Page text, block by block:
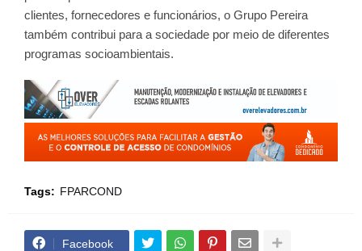
clientes, fornecedores e funcionários, o Grupo Pereira
também contribui para a sociedade por meio de diferentes
programas socioambientais.
Tags: FPARCOND
Facebook